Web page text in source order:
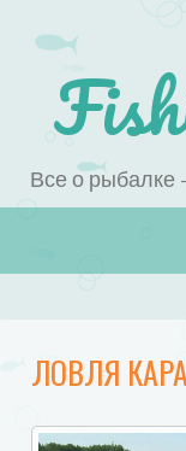
Все о рыбалке
ЛОВЛЯ